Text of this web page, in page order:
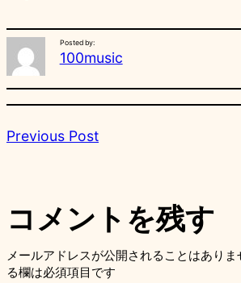
Posted by:
100music
Previous Post
コメントを残す
メールアドレスが公開されることはありま
る欄は必須項目です